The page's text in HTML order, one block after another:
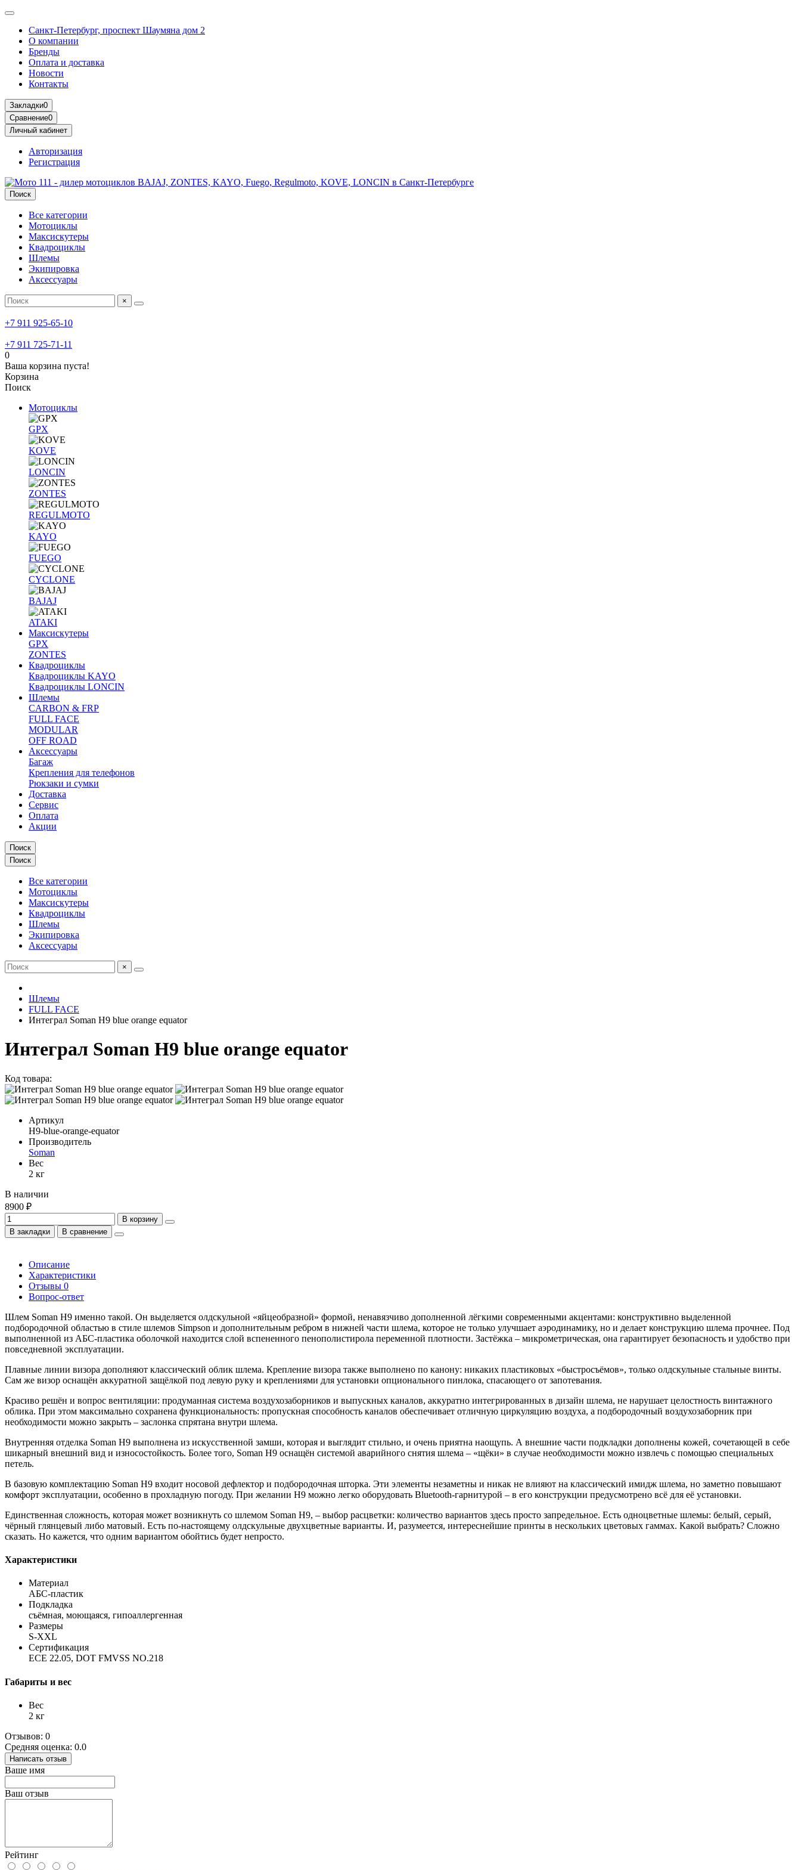
Санкт-Петербург, проспект Шаумяна дом 2
О компании
Бренды
Оплата и доставка
Новости
Контакты
Закладки0
Сравнение0
Личный кабинет
Авторизация
Регистрация
Поиск
Все категории
Мотоциклы
Максискутеры
Квадроциклы
Шлемы
Экипировка
Аксессуары
×
+7 911 925-65-10
+7 911 725-71-11
0
Ваша корзина пуста!
Корзина
Поиск
Мотоциклы
GPX
KOVE
LONCIN
ZONTES
REGULMOTO
KAYO
FUEGO
CYCLONE
BAJAJ
ATAKI
Максискутеры
GPX
ZONTES
Квадроциклы
Квадроциклы KAYO
Квадроциклы LONCIN
Шлемы
CARBON & FRP
FULL FACE
MODULAR
OFF ROAD
Аксессуары
Багаж
Крепления для телефонов
Рюкзаки и сумки
Доставка
Сервис
Оплата
Акции
Поиск
Поиск
Все категории
Мотоциклы
Максискутеры
Квадроциклы
Шлемы
Экипировка
Аксессуары
×
Шлемы
FULL FACE
Интеграл Soman H9 blue orange equator
Интеграл Soman H9 blue orange equator
Код товара:
Артикул
H9-blue-orange-equator
Производитель
Soman
Вес
2 кг
В наличии
8900 ₽
В корзину
В закладки
В сравнение
Описание
Характеристики
Отзывы 0
Вопрос-ответ
Шлем Soman H9 именно такой. Он выделяется олдскульной «яйцеобразной» формой, ненавязчиво дополненной лёгкими современными акцентами: конструктивно выделенной
подбородочной областью в стиле шлемов Simpson и дополнительным ребром в нижней части шлема, которое не только улучшает аэродинамику, но и делает конструкцию шлема прочнее. Под
выполненной из АБС-пластика оболочкой находится слой вспененного пенополистирола переменной плотности. Застёжка – микрометрическая, она гарантирует безопасность и удобство при
повседневной эксплуатации.
Плавные линии визора дополняют классический облик шлема. Крепление визора также выполнено по канону: никаких пластиковых «быстросъёмов», только олдскульные стальные винты.
Сам же визор оснащён аккуратной защёлкой под левую руку и креплениями для установки опционального пинлока, спасающего от запотевания.
Красиво решён и вопрос вентиляции: продуманная система воздухозаборников и выпускных каналов, аккуратно интегрированных в дизайн шлема, не нарушает целостность винтажного
облика. При этом максимально сохранена функциональность: пропускная способность каналов обеспечивает отличную циркуляцию воздуха, а подбородочный воздухозаборник при
необходимости можно закрыть – заслонка спрятана внутри шлема.
Внутренняя отделка Soman H9 выполнена из искусственной замши, которая и выглядит стильно, и очень приятна наощупь. А внешние части подкладки дополнены кожей, сочетающей в себе
шикарный внешний вид и износостойкость. Более того, Soman H9 оснащён системой аварийного снятия шлема – «щёки» в случае необходимости можно извлечь с помощью специальных
петель.
В базовую комплектацию Soman H9 входит носовой дефлектор и подбородочная шторка. Эти элементы незаметны и никак не влияют на классический имидж шлема, но заметно повышают
комфорт эксплуатации, особенно в прохладную погоду. При желании H9 можно легко оборудовать Bluetooth-гарнитурой – в его конструкции предусмотрено всё для её установки.
Единственная сложность, которая может возникнуть со шлемом Soman H9, – выбор расцветки: количество вариантов здесь просто запредельное. Есть одноцветные шлемы: белый, серый,
чёрный глянцевый либо матовый. Есть по-настоящему олдскульные двухцветные варианты. И, разумеется, интереснейшие принты в нескольких цветовых гаммах. Какой выбрать? Сложно
сказать. Но кажется, что одним вариантом обойтись будет непросто.
Характеристики
Материал
АБС-пластик
Подкладка
съёмная, моющаяся, гипоаллергенная
Размеры
S-XXL
Сертификация
ECE 22.05, DOT FMVSS NO.218
Габариты и вес
Вес
2 кг
Отзывов: 0
Средняя оценка: 0.0
Написать отзыв
Ваше имя
Ваш отзыв
Рейтинг